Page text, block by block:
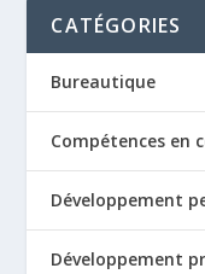
CATÉGORIES
Bureautique
Compétences en
Développement
Développement